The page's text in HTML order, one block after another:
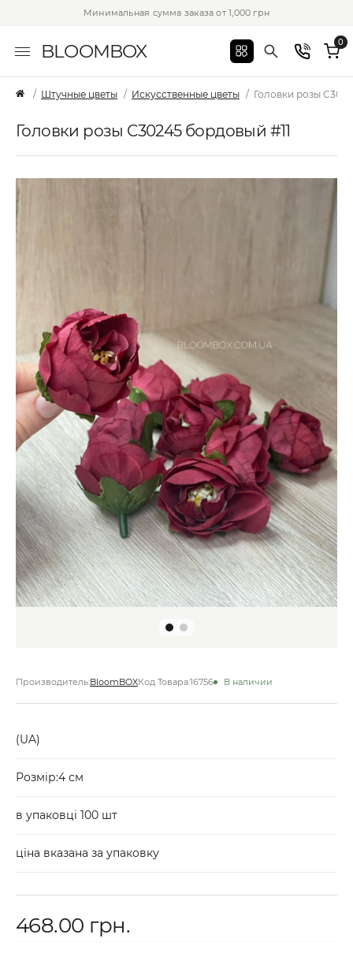
Минимальная сумма заказа от 1,000 грн
BLOOMBOX 0
Штучные цветы Искусственные цветы Головки розы
Головки розы C30245 бордовый #11
Производитель:BloomBOXКод Товара:16756 В наличии
(UA)
Розмір:4 см
в упаковці 100 шт
ціна вказана за упаковку
468.00 грн.